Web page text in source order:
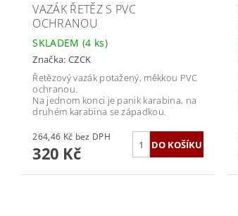
VAZÁK ŘETĚZ S PVC
OCHRANOU
SKLADEM (4 ks)
Značka: CZCK
Řetězový vazák potažený, měkkou PVC
ochranou.
Na jednom konci je panik karabina, na
druhém karabina se západkou.
264,46 Kč bez DPH
320 Kč